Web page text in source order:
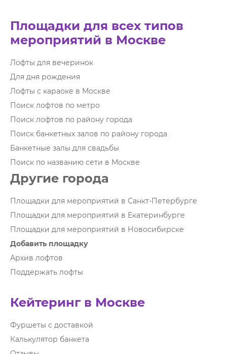
Площадки для всех типов
мероприятий в Москве
Лофты для вечеринок
Для дня рождения
Лофты с караоке в Москве
Поиск лофтов по метро
Поиск лофтов по району города
Поиск банкетных залов по району города
Банкетные залы для свадьбы
Поиск по названию сети в Москве
Другие города
Площадки для мероприятий в Санкт-Петербурге
Площадки для мероприятий в Екатеринбурге
Площадки для мероприятий в Новосибирске
Добавить площадку
Архив лофтов
Поддержать лофты
Кейтеринг в Москве
Фуршеты с доставкой
Калькулятор банкета